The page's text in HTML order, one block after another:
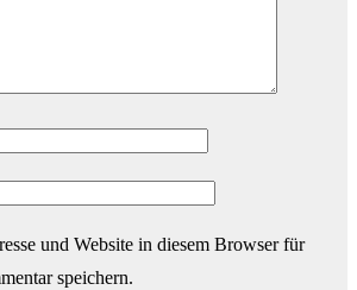
und Website in diesem Browser für
speichern.